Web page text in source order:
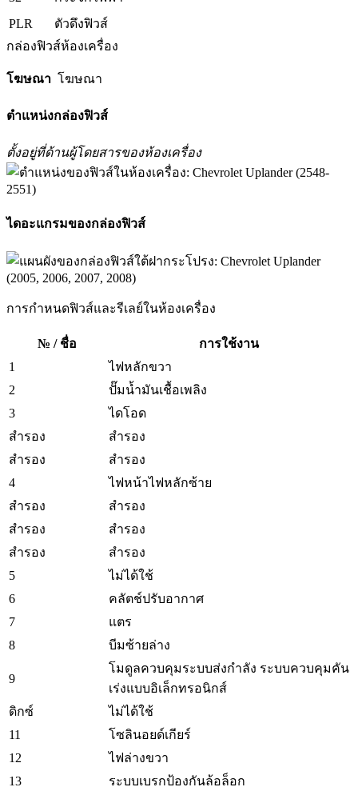
PLR
ตัวดึงฟิวส์
กล่องฟิวส์ห้องเครื่อง
โฆษณา โฆษณา
ตำแหน่งกล่องฟิวส์
ตั้งอยู่ที่ด้านผู้โดยสารของห้องเครื่อง
ไดอะแกรมของกล่องฟิวส์
การกำหนดฟิวส์และรีเลย์ในห้องเครื่อง
№ / ชื่อ
การใช้งาน
1
ไฟหลักขวา
2
ปั๊มน้ำมันเชื้อเพลิง
3
ไดโอด
สำรอง
สำรอง
สำรอง
สำรอง
4
ไฟหน้าไฟหลักซ้าย
สำรอง
สำรอง
สำรอง
สำรอง
สำรอง
สำรอง
5
ไม่ได้ใช้
6
คลัตช์ปรับอากาศ
7
แตร
8
บีมซ้ายล่าง
9
โมดูลควบคุมระบบส่งกำลัง ระบบควบคุมคัน
เร่งแบบอิเล็กทรอนิกส์
ดิกซ์
ไม่ได้ใช้
11
โซลินอยด์เกียร์
12
ไฟล่างขวา
13
ระบบเบรกป้องกันล้อล็อก